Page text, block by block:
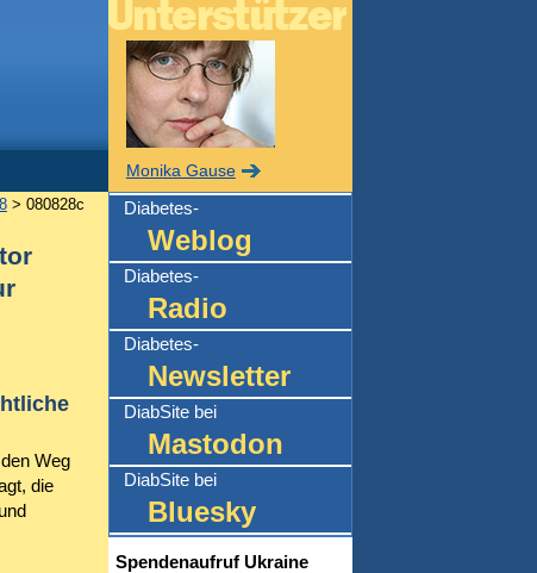
> 080828c
Weg
die
Monika Gause
Diabetes-
Weblog
Diabetes-
Radio
Diabetes-
Newsletter
DiabSite bei
Mastodon
DiabSite bei
Bluesky
Spendenaufruf Ukraine